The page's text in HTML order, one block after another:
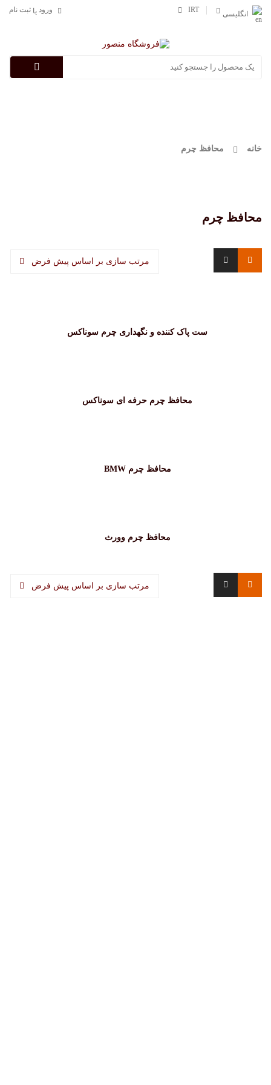
انگلیسی
IRT ورود یا ثبت نام
خانه محافظ چرم
محافظ چرم
مرتب سازی بر اساس پیش فرض
ست پاک کننده و نگهداری چرم سوناکس
محافظ چرم حرفه ای سوناکس
محافظ چرم BMW
محافظ چرم وورث
مرتب سازی بر اساس پیش فرض